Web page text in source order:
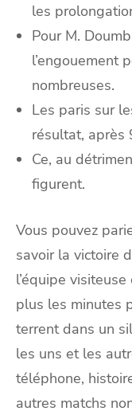
les
Pour M.
l’engouement
nombreuses.
Les paris sur
résultat, après
Ce, au
figurent.
Vous pouvez
savoir la victoire
l’équipe
plus les minutes
terrent dans un
les uns et les
téléphone,
autres matchs